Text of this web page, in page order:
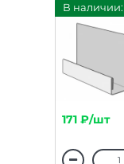
В наличии:
171 ₽/шт